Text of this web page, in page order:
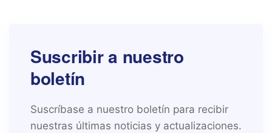
Suscribir a nuestro
boletín
Suscríbase a nuestro boletín para recibir
nuestras últimas noticias y actualizaciones.